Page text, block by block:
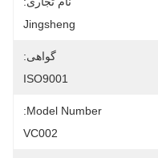
Jingsheng
گواهی:
ISO9001
Model Number:
VC002